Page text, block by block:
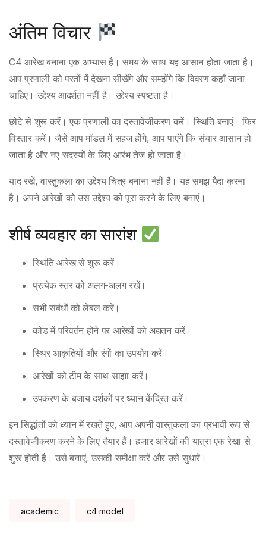
अंतिम विचार
C4 आरेख बनाना एक अभ्यास है। समय के साथ यह आसान होता जाता है।
आप प्रणाली को परतों में देखना सीखेंगे और समझेंगे कि विवरण कहाँ जाना
चाहिए। उद्देश्य आदर्शता नहीं है। उद्देश्य स्पष्टता है।
छोटे से शुरू करें। एक प्रणाली का दस्तावेजीकरण करें। स्थिति बनाएं। फिर
विस्तार करें। जैसे आप मॉडल में सहज होंगे, आप पाएंगे कि संचार आसान हो
जाता है और नए सदस्यों के लिए आरंभ तेज हो जाता है।
याद रखें, वास्तुकला का उद्देश्य चित्र बनाना नहीं है। यह समझ पैदा करना
है। अपने आरेखों को उस उद्देश्य को पूरा करने के लिए बनाएं।
शीर्ष व्यवहार का सारांश
स्थिति आरेख से शुरू करें।
प्रत्येक स्तर को अलग-अलग रखें।
सभी संबंधों को लेबल करें।
कोड में परिवर्तन होने पर आरेखों को अद्यतन करें।
स्थिर आकृतियों और रंगों का उपयोग करें।
आरेखों को टीम के साथ साझा करें।
उपकरण के बजाय दर्शकों पर ध्यान केंद्रित करें।
इन सिद्धांतों को ध्यान में रखते हुए, आप अपनी वास्तुकला का प्रभावी रूप से
दस्तावेजीकरण करने के लिए तैयार हैं। हजार आरेखों की यात्रा एक रेखा से
शुरू होती है। उसे बनाएं, उसकी समीक्षा करें और उसे सुधारें।
academic c4 model